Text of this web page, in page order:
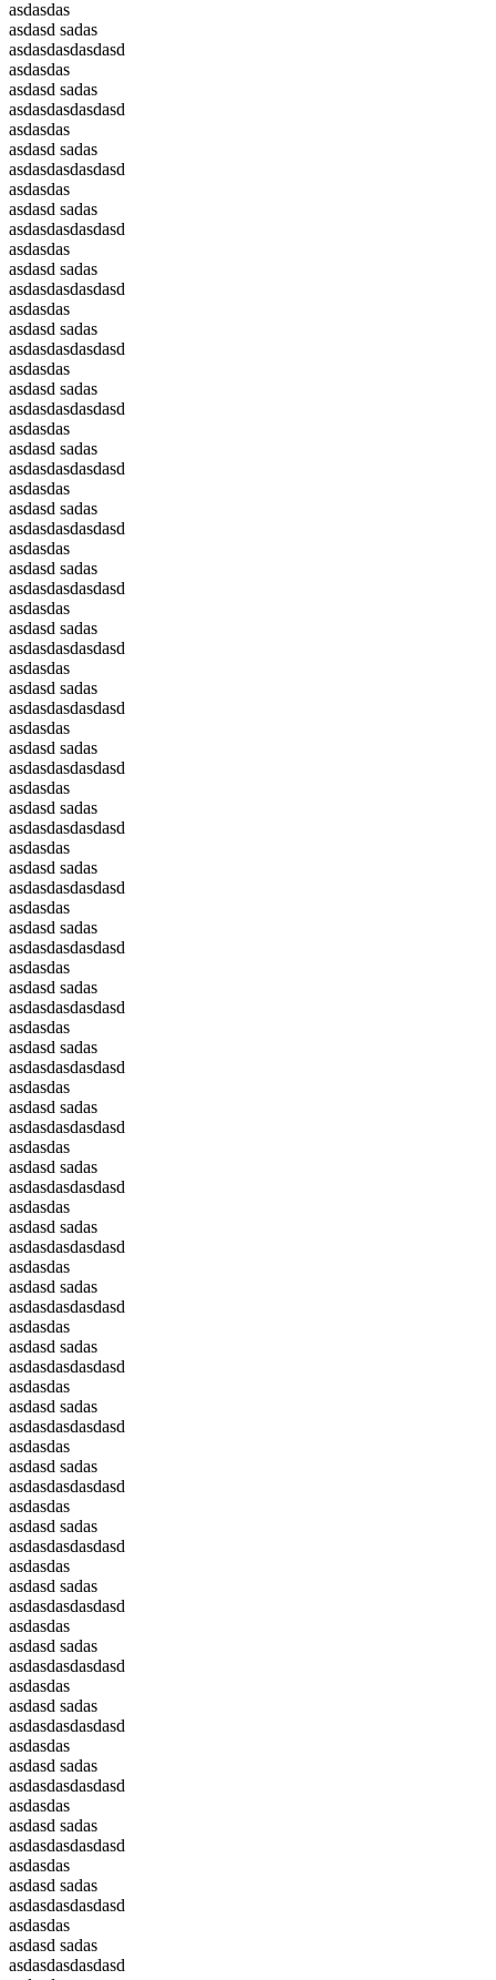
asdasdas
asdasd sadas
asdasdasdasdasd
asdasdas
asdasd sadas
asdasdasdasdasd
asdasdas
asdasd sadas
asdasdasdasdasd
asdasdas
asdasd sadas
asdasdasdasdasd
asdasdas
asdasd sadas
asdasdasdasdasd
asdasdas
asdasd sadas
asdasdasdasdasd
asdasdas
asdasd sadas
asdasdasdasdasd
asdasdas
asdasd sadas
asdasdasdasdasd
asdasdas
asdasd sadas
asdasdasdasdasd
asdasdas
asdasd sadas
asdasdasdasdasd
asdasdas
asdasd sadas
asdasdasdasdasd
asdasdas
asdasd sadas
asdasdasdasdasd
asdasdas
asdasd sadas
asdasdasdasdasd
asdasdas
asdasd sadas
asdasdasdasdasd
asdasdas
asdasd sadas
asdasdasdasdasd
asdasdas
asdasd sadas
asdasdasdasdasd
asdasdas
asdasd sadas
asdasdasdasdasd
asdasdas
asdasd sadas
asdasdasdasdasd
asdasdas
asdasd sadas
asdasdasdasdasd
asdasdas
asdasd sadas
asdasdasdasdasd
asdasdas
asdasd sadas
asdasdasdasdasd
asdasdas
asdasd sadas
asdasdasdasdasd
asdasdas
asdasd sadas
asdasdasdasdasd
asdasdas
asdasd sadas
asdasdasdasdasd
asdasdas
asdasd sadas
asdasdasdasdasd
asdasdas
asdasd sadas
asdasdasdasdasd
asdasdas
asdasd sadas
asdasdasdasdasd
asdasdas
asdasd sadas
asdasdasdasdasd
asdasdas
asdasd sadas
asdasdasdasdasd
asdasdas
asdasd sadas
asdasdasdasdasd
asdasdas
asdasd sadas
asdasdasdasdasd
asdasdas
asdasd sadas
asdasdasdasdasd
asdasdas
asdasd sadas
asdasdasdasdasd